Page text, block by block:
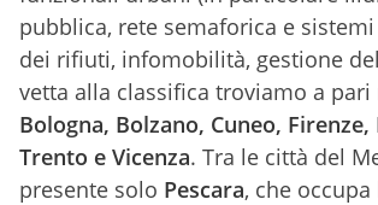
pubblica, rete semaforica e
dei rifiuti, infomobilità, gestione
vetta alla classifica troviamo a
Bologna, Bolzano, Cuneo,
Trento e Vicenza. Tra le città del
presente solo Pescara, che occupa